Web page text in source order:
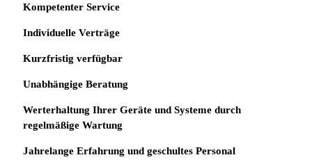
Kompetenter Service
Individuelle Verträge
Kurzfristig verfügbar
Unabhängige Beratung
Werterhaltung Ihrer Geräte und Systeme durch
regelmäßige Wartung
Jahrelange Erfahrung und geschultes Personal